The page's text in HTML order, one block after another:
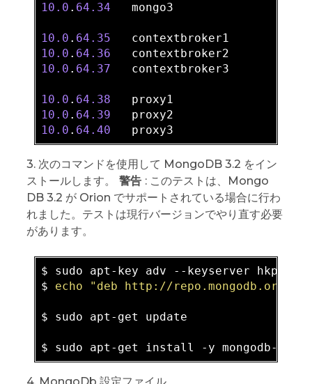
10.0 . 64.34
   mongo3
10.0 . 64.35
10.0 . 64.36
10.0 . 64.37
   contextbroker3
10.0 . 64.38
10.0 . 64.39
10.0 . 64.40
3. 次のコマンドを使用して MongoDB 3.2 をイン
ストールします。
警告 : このテストは、Mongo
DB 3.2 が Orion でサポートされている場合に行わ
れました。テストは現行バージョンでやり直す必要
があります。
$ sudo apt-key adv --keyserver hkp://
$ echo "deb http://repo.mongodb.org/
$ sudo apt-get update